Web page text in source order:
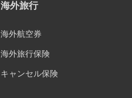
海外旅行
海外航空券
海外旅行保険
キャンセル保険